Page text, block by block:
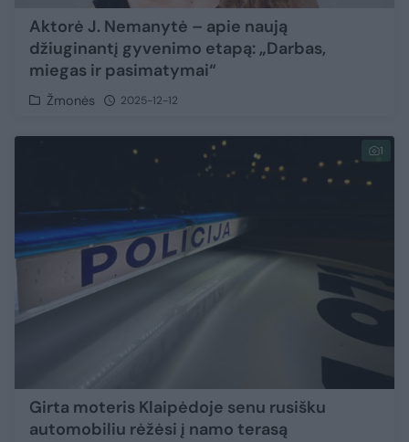
Aktorė J. Nemanytė – apie naują
džiuginantį gyvenimo etapą: „Darbas,
miegas ir pasimatymai“
Žmonės 2025-12-12
1
Girta moteris Klaipėdoje senu rusišku
automobiliu rėžėsi į namo terasą